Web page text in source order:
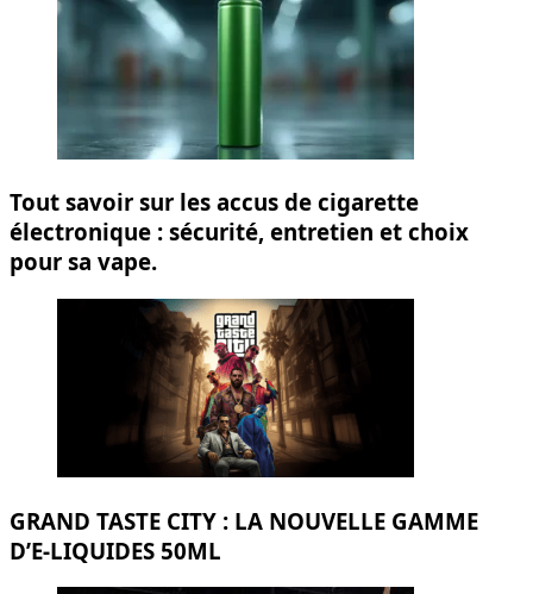
Tout savoir sur les accus de cigarette
électronique : sécurité, entretien et choix
pour sa vape.
GRAND TASTE CITY : LA NOUVELLE GAMME
D’E-LIQUIDES 50ML